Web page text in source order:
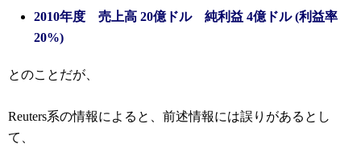
2010年度 売上高 20億ドル 純利益 4億ドル (利益率
20%)
とのことだが、
Reuters系の情報によると、前述情報には誤りがあるとし
て、